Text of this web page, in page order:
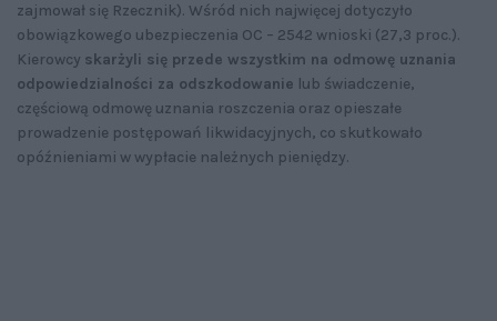
zajmował się Rzecznik). Wśród nich najwięcej dotyczyło
obowiązkowego ubezpieczenia OC – 2542 wnioski (27,3 proc.).
Kierowcy skarżyli się przede wszystkim na odmowę uznania
odpowiedzialności za odszkodowanie lub świadczenie,
częściową odmowę uznania roszczenia oraz opieszałe
prowadzenie postępowań likwidacyjnych, co skutkowało
opóźnieniami w wypłacie należnych pieniędzy.